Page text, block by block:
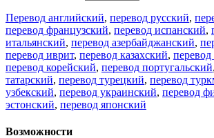
Перевод английский, перевод русский,
перевод французский, перевод испанский,
итальянский, перевод азербайджанский,
перевод иврит, перевод казахский,
перевод корейский, перевод португальский,
татарский, перевод турецкий, перевод
узбекский, перевод украинский, перевод
эстонский, перевод японский
Возможности